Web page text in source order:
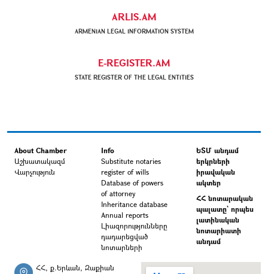
ARLIS.AM
ARMENIAN LEGAL INFORMATION SYSTEM
E-REGISTER.AM
STATE REGISTER OF THE LEGAL ENTITIES
About Chamber
Աշխատակազմ
Վարչություն
Info
Substitute notaries
register of wills
Database of powers
of attorney
Inheritance database
Annual reports
Լիազորությունները
դադարեցված
նոտարների
ԵՏՄ անդամ
երկրների
իրավական
ակտեր
ՀՀ նոտարական
պալատը` որպես
լատինական
նոտարիատի
անդամ
ՀՀ, ք.Երևան, Զաքիան